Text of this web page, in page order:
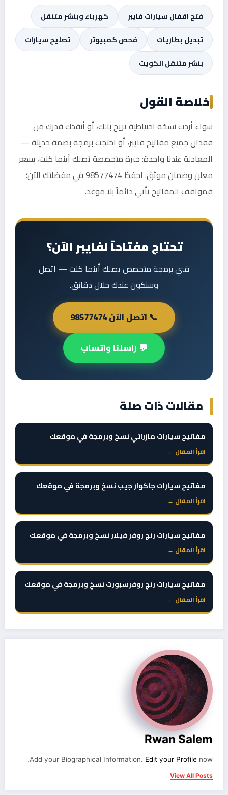
فتح اقفال سيارات فايبر
كهرباء وبنشر متنقل
تبديل بطاريات
فحص كمبيوتر
تصليح سيارات
بنشر متنقل الكويت
خلاصة القول
سواء أردت نسخة احتياطية تريح بالك، أو أنقذك قدرك من
فقدان جميع مفاتيح فايبر، أو احتجت برمجة بصمة حديثة —
المعادلة عندنا واحدة: خبرة متخصصة تصلك أينما كنت، بسعر
معلن وضمان موثق. احفظ 98577474 في مفضلتك الآن؛
فمواقف المفاتيح تأتي دائماً بلا موعد.
تحتاج مفتاحاً لفايبر الآن؟
فني برمجة متخصص يصلك أينما كنت — اتصل
وسنكون عندك خلال دقائق.
📞 اتصل الآن 98577474
💬 راسلنا واتساب
مقالات ذات صلة
مفاتيح سيارات مازراتي نسخ وبرمجة في موقعك
اقرأ المقال ←
مفاتيح سيارات جاكوار جيب نسخ وبرمجة في موقعك
اقرأ المقال ←
مفاتيح سيارات رنج روفر فيلار نسخ وبرمجة في موقعك
اقرأ المقال ←
مفاتيح سيارات رنج روفرسبورت نسخ وبرمجة في موقعك
اقرأ المقال ←
Rwan Salem
Add your Biographical Information. Edit your Profile now.
View All Posts